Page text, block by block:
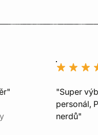
"Super
personál,
nerdů"